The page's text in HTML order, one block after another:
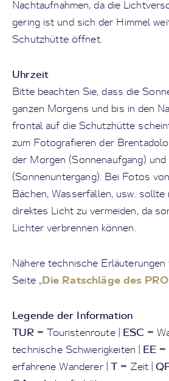
Nachtaufnahmen, da die
gering ist und sich der Himmel
Schutzhütte öffnet.
Uhrzeit
Bitte beachten Sie, dass die
ganzen Morgens und bis in den
frontal auf die Schutzhütte
zum Fotografieren der
der Morgen (Sonnenaufgang)
(Sonnenuntergang). Bei Fotos
Bächen, Wasserfällen, usw. sollte
direktes Licht zu vermeiden, da
Lichter verbrennen können.
Nähere technische
Seite „Die Ratschläge des
Legende der Information
TUR = Touristenroute | ESC =
technische Schwierigkeiten | EE =
erfahrene Wanderer | T = Zeit |